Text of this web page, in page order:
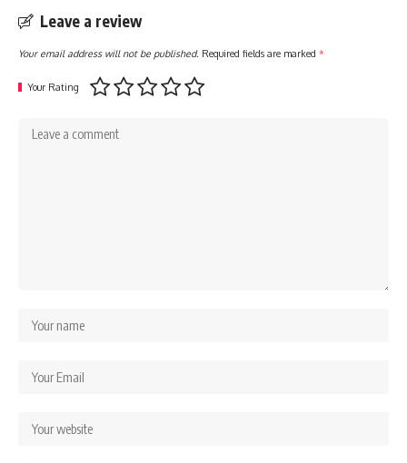
Leave a review
Your email address will not be published. Required fields are marked *
Your Rating